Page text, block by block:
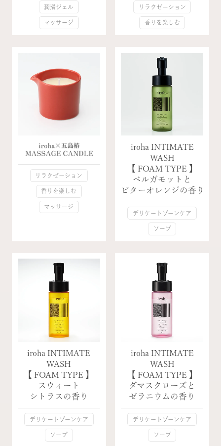
潤滑ジェル
マッサージ
リラクゼーション
香りを楽しむ
リラクゼーション
香りを楽しむ
マッサージ
iroha INTIMATE
WASH
【 FOAM TYPE 】
ベルガモットと
ビターオレンジの香り
デリケートゾーンケア
ソープ
iroha INTIMATE
WASH
【 FOAM TYPE 】
スウィート
シトラスの香り
デリケートゾーンケア
ソープ
iroha INTIMATE
WASH
【 FOAM TYPE 】
ダマスクローズと
ゼラニウムの香り
デリケートゾーンケア
ソープ